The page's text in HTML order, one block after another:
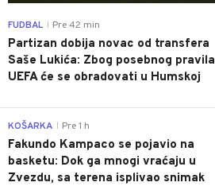
FUDBAL Pre 42 min
Partizan dobija novac od transfera
Saše Lukića: Zbog posebnog pravila
UEFA će se obradovati u Humskoj
KOŠARKA Pre 1 h
Fakundo Kampaco se pojavio na
basketu: Dok ga mnogi vraćaju u
Zvezdu, sa terena isplivao snimak